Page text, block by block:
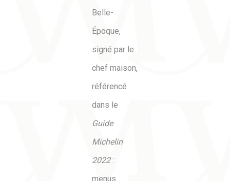
Belle-
Époque,
signé par le
chef maison,
référencé
dans le
Guide
Michelin
2022:
menus